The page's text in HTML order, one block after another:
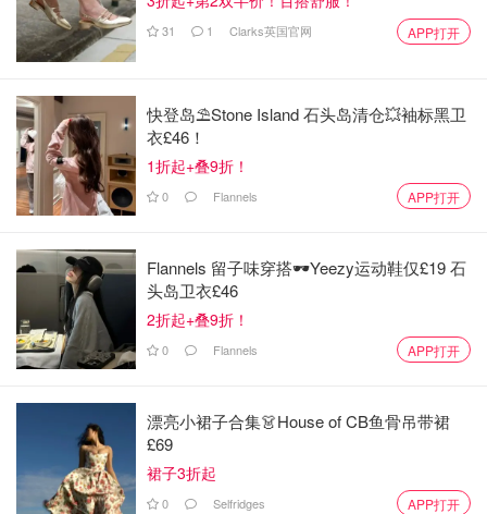
的，还有那些明明是26的腰围非要买25，激励自己说瘦下
来了可以穿的，可是并没有。还有衣柜塞不下都往床底下塞
你对这个衣服已经不再有主动选择的冲动，所以未来三年你
仍然不会穿它。
这些我们应该把它舍弃掉，妥妥的扔掉，而不是想着未来某
31 1 Clarks英国官网 APP打开
快登岛⛱️Stone Island 石头岛清仓💥袖标黑卫
衣£46！
1折起+叠9折！
0 Flannels APP打开
Flannels 留子味穿搭🕶️Yeezy运动鞋仅£19 石
头岛卫衣£46
2折起+叠9折！
0 Flannels APP打开
漂亮小裙子合集👗House of CB鱼骨吊带裙
£69
裙子3折起
0 Selfridges APP打开